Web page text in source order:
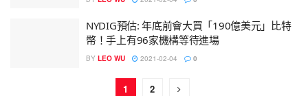
NYDIG預估: 年底前會大買「190億美元」比特
幣！手上有96家機構等待進場
BY LEO WU 2021-02-04 0
1 2